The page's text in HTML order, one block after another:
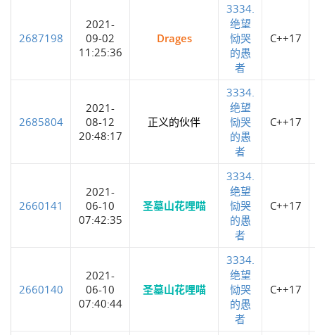
2687198
2021-
09-02
11:25:36
Drages
3334.
绝望
恸哭
的愚
者
C++17
2685804
2021-
08-12
20:48:17
正义的伙伴
3334.
绝望
恸哭
的愚
者
C++17
2660141
2021-
06-10
07:42:35
圣墓山花哩喵
3334.
绝望
恸哭
的愚
者
C++17
2660140
2021-
06-10
07:40:44
圣墓山花哩喵
3334.
绝望
恸哭
的愚
者
C++17